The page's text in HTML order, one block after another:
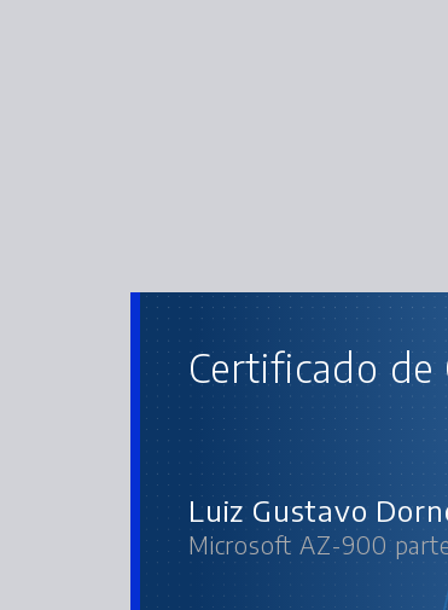
Certificado de
Luiz Gustavo
Microsoft AZ-900